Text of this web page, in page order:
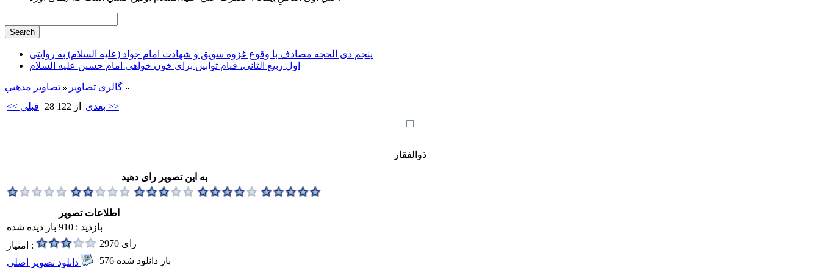
پنجم ذی الحجه مصادف با وقوع غزوه سویق و شهادت امام جواد (علیه السلام) به روایتی
اول ربیع الثانی، قیام توابین برای خون خواهی امام حسین علیه السلام
گالری تصاویر
تصاوير مذهبي
<< قبلی
28 از 122 بعدی >>
ذوالفقار
به این تصویر رای دهید
اطلاعات تصویر
بازدید : 910 بار دیده شده
امتیاز :
2970 رای
576 بار دانلود شده